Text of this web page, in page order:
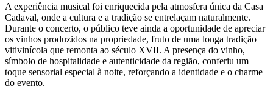
A experiência musical foi enriquecida pela atmosfera única da Casa
Cadaval, onde a cultura e a tradição se entrelaçam naturalmente.
Durante o concerto, o público teve ainda a oportunidade de apreciar
os vinhos produzidos na propriedade, fruto de uma longa tradição
vitivinícola que remonta ao século XVII. A presença do vinho,
símbolo de hospitalidade e autenticidade da região, conferiu um
toque sensorial especial à noite, reforçando a identidade e o charme
do evento.